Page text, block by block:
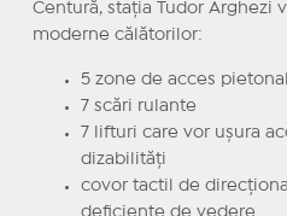
Centură, stația Tudor Arghezi
moderne călătorilor:
5 zone de acces pietonal
7 scări rulante
7 lifturi care vor ușura
dizabilități
covor tactil de
deficiențe de vedere